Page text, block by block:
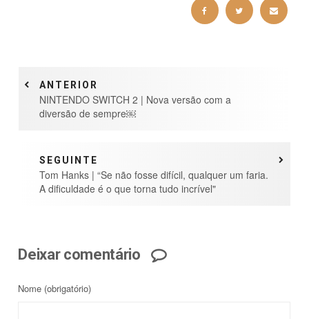
ANTERIOR
NINTENDO SWITCH 2 | Nova versão com a
diversão de sempre￼
SEGUINTE
Tom Hanks | “Se não fosse difícil, qualquer um faria.
A dificuldade é o que torna tudo incrível"
Deixar comentário
Nome (obrigatório)